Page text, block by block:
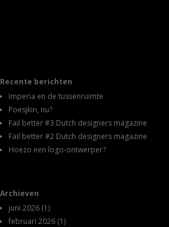
Recente berichten
Imperia en de tussenruimte
Poesjkin, nu?
Fail better #3 Dutch designers magazine
Fail better #2 Dutch designers magazine
Hoezo een logo-ontwerper?
Archieven
juni 2026 (1)
februari 2026 (1)